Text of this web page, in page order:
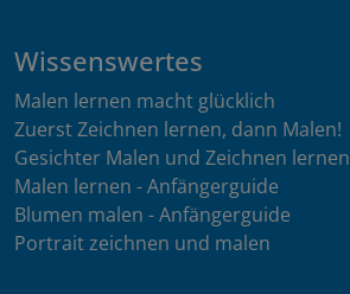
Wissenswertes
Malen lernen macht glücklich
Zuerst Zeichnen lernen, dann Malen!
Gesichter Malen und Zeichnen lernen
Malen lernen - Anfängerguide
Blumen malen - Anfängerguide
Portrait zeichnen und malen